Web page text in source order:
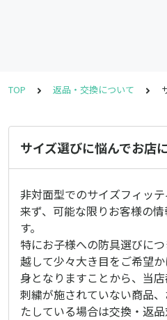
TOP 返品・交換について
サイズ選びに悩んでお店
非対面型でのサイズフィッ
来ず、可能な限りお客様の
す。
特にお子様への防具選びに
越して少々大き目をご希望
身となりますことから、当
刺繍が施されていない商品
たしている場合は交換・返